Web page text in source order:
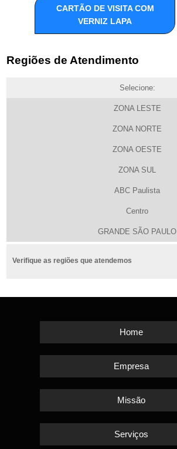
CARTÃO DE VISITA COM
VERNIZ LAPA
Regiões de Atendimento
Selecione:
ZONA LESTE
ZONA NORTE
ZONA OESTE
ZONA SUL
ABC Paulista
Centro
GRANDE SÃO PAULO
Verifique as regiões que atendemos
Home
Empresa
Missão
Serviços